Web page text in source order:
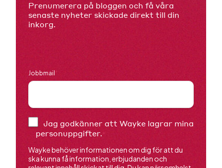
Prenumerera på bloggen och få våra
senaste nyheter skickade direkt till din
inkorg.
Jobbmail *
Jag godkänner att Wayke lagrar mina
personuppgifter.*
Wayke behöver informationen om dig för att du
ska kunna få information, erbjudanden och